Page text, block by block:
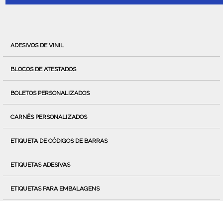
ADESIVOS DE VINIL
BLOCOS DE ATESTADOS
BOLETOS PERSONALIZADOS
CARNÊS PERSONALIZADOS
ETIQUETA DE CÓDIGOS DE BARRAS
ETIQUETAS ADESIVAS
ETIQUETAS PARA EMBALAGENS